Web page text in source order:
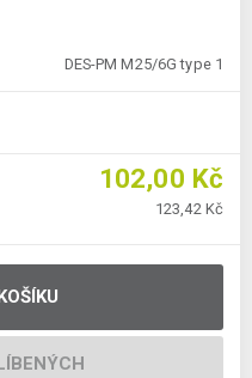
DES-PM M25/6G type 1
102,00 Kč
123,42 Kč